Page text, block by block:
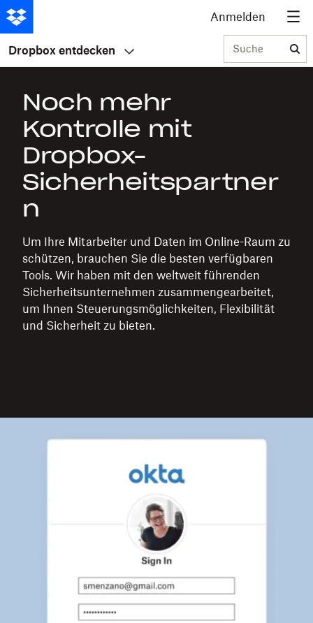
Anmelden
Dropbox entdecken Suche
Noch mehr
Kontrolle mit
Dropbox-
Sicherheitspartner
n
Um Ihre Mitarbeiter und Daten im Online-Raum zu
schützen, brauchen Sie die besten verfügbaren
Tools. Wir haben mit den weltweit führenden
Sicherheitsunternehmen zusammengearbeitet,
um Ihnen Steuerungsmöglichkeiten, Flexibilität
und Sicherheit zu bieten.